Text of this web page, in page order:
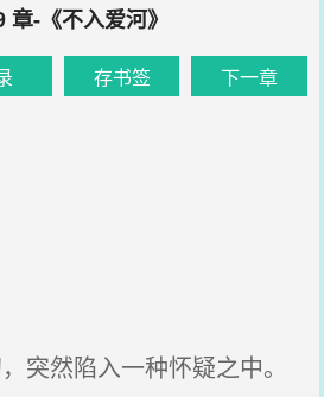
章-《不入爱河》
存书签 下一章
突然陷入一种怀疑之中。